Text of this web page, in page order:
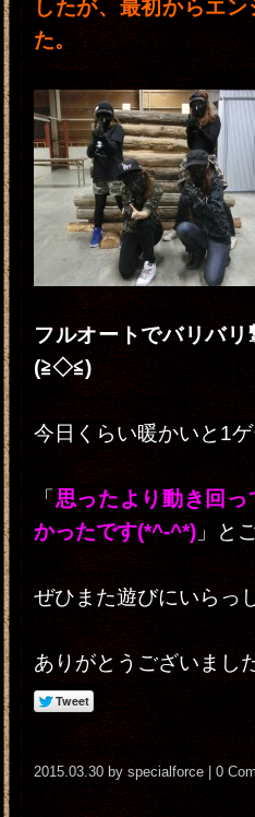
したが、最初からエ
た。
フルオートでバリバ
(≧◇≦)
今日くらい暖かいと1
「 思ったより動き回
かったです(*^-^*) 」と
ぜひまた遊びにいらっ
ありがとうございまし
2015.03.30 by specialforce | 0